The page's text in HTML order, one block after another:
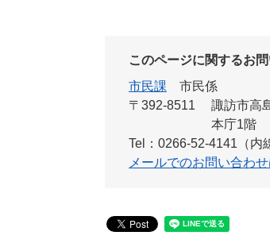
このページに関するお
市民課
市民係
〒392-8511
諏訪市高
本庁1階
Tel：0266-52-4141（内
メールでのお問い合わ